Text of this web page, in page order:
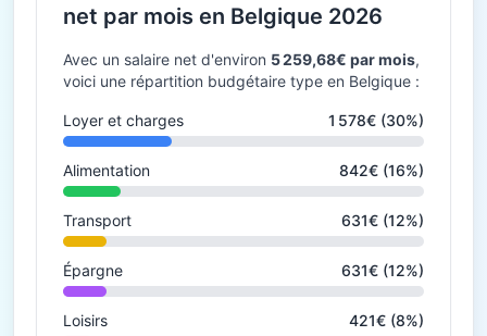
net par mois en Belgique 2026
Avec un salaire net d'environ 5 259,68€ par mois,
voici une répartition budgétaire type en Belgique :
Loyer et charges 1 578€ (30%)
Alimentation 842€ (16%)
Transport 631€ (12%)
Épargne 631€ (12%)
Loisirs 421€ (8%)